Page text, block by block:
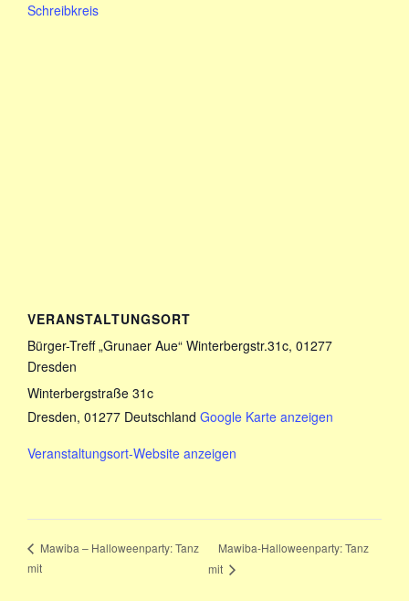
Schreibkreis
VERANSTALTUNGSORT
Bürger-Treff „Grunaer Aue“ Winterbergstr.31c, 01277
Dresden
Winterbergstraße 31c
Dresden, 01277 Deutschland Google Karte anzeigen
Veranstaltungsort-Website anzeigen
Mawiba – Halloweenparty: Tanz
mit
Mawiba-Halloweenparty: Tanz
mit